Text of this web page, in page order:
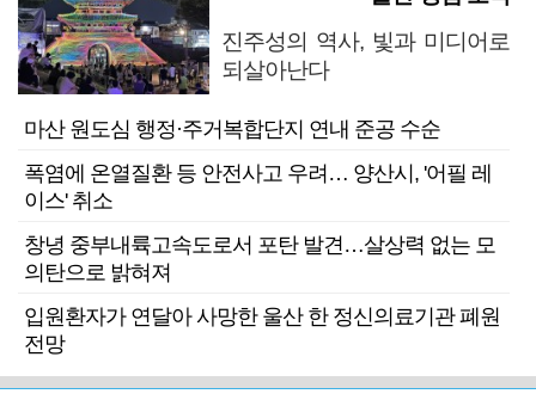
진주성의 역사, 빛과 미디어로
되살아난다
마산 원도심 행정·주거복합단지 연내 준공 수순
폭염에 온열질환 등 안전사고 우려… 양산시, '어필 레
이스' 취소
창녕 중부내륙고속도로서 포탄 발견…살상력 없는 모
의탄으로 밝혀져
입원환자가 연달아 사망한 울산 한 정신의료기관 폐원
전망